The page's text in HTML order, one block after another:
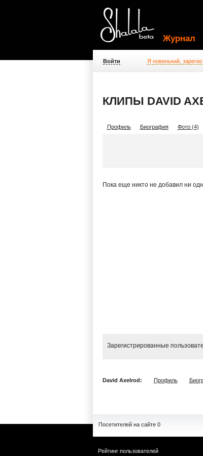
Журнал
Войти Я новенький,
КЛИПЫ DAVID
Профиль Биография Фото (4)
Пока еще никто не добавил ни
Зарегистрированные
David Axelrod: Профиль
Посетителей на сайте 0
Рейтинг пользователей